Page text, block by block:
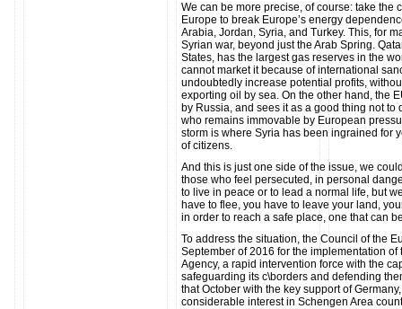
We can be more precise, of course: take the
Europe to break Europe’s energy
Arabia, Jordan, Syria, and Turkey. This, for
Syrian war, beyond just the Arab Spring.
States, has the largest gas reserves in the
cannot market it because of international
undoubtedly increase potential profits,
exporting oil by sea. On the other hand, the
by Russia, and sees it as a good thing not
who remains immovable by European
storm is where Syria has been ingrained for
of citizens.
And this is just one side of the issue, we
those who feel persecuted, in personal
to live in peace or to lead a normal life, but
have to flee, you have to leave your land,
in order to reach a safe place, one that can
To address the situation, the Council of the
September of 2016 for the implementation
Agency, a rapid intervention force with the
safeguarding its c\borders and defending
that October with the key support of
considerable interest in Schengen Area